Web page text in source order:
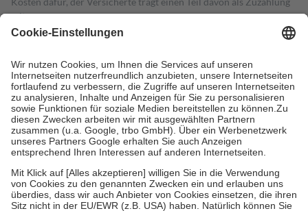
mit.
Grundsätzlich leisten Mitglieder Zuzahlungen in Höhe von zehn
höchstens zehn Euro.
Es sind jedoch nie mehr als die tatsächlichen
Kosten der Leistung zu entrichten.
Diese Regeln gelten grundsätzlich auch für Online-Apotheken.
Bei Heilmitteln und häuslicher Krankenpflege beträgt die
Zuzahlung zehn Prozent der Kosten sowie zehn Euro je
Verordnung.
Um das Engagement der Versicherten für ihre eigene Gesundheit zu
stärken und die besondere Stellung der Familie zu unterstützen,
fallenkeine Zuzahlungenan bei:
• Kindern und Jugendlichen bis zum vollendeten 18. Lebensjahr
mit Ausnahme der Fahrkosten